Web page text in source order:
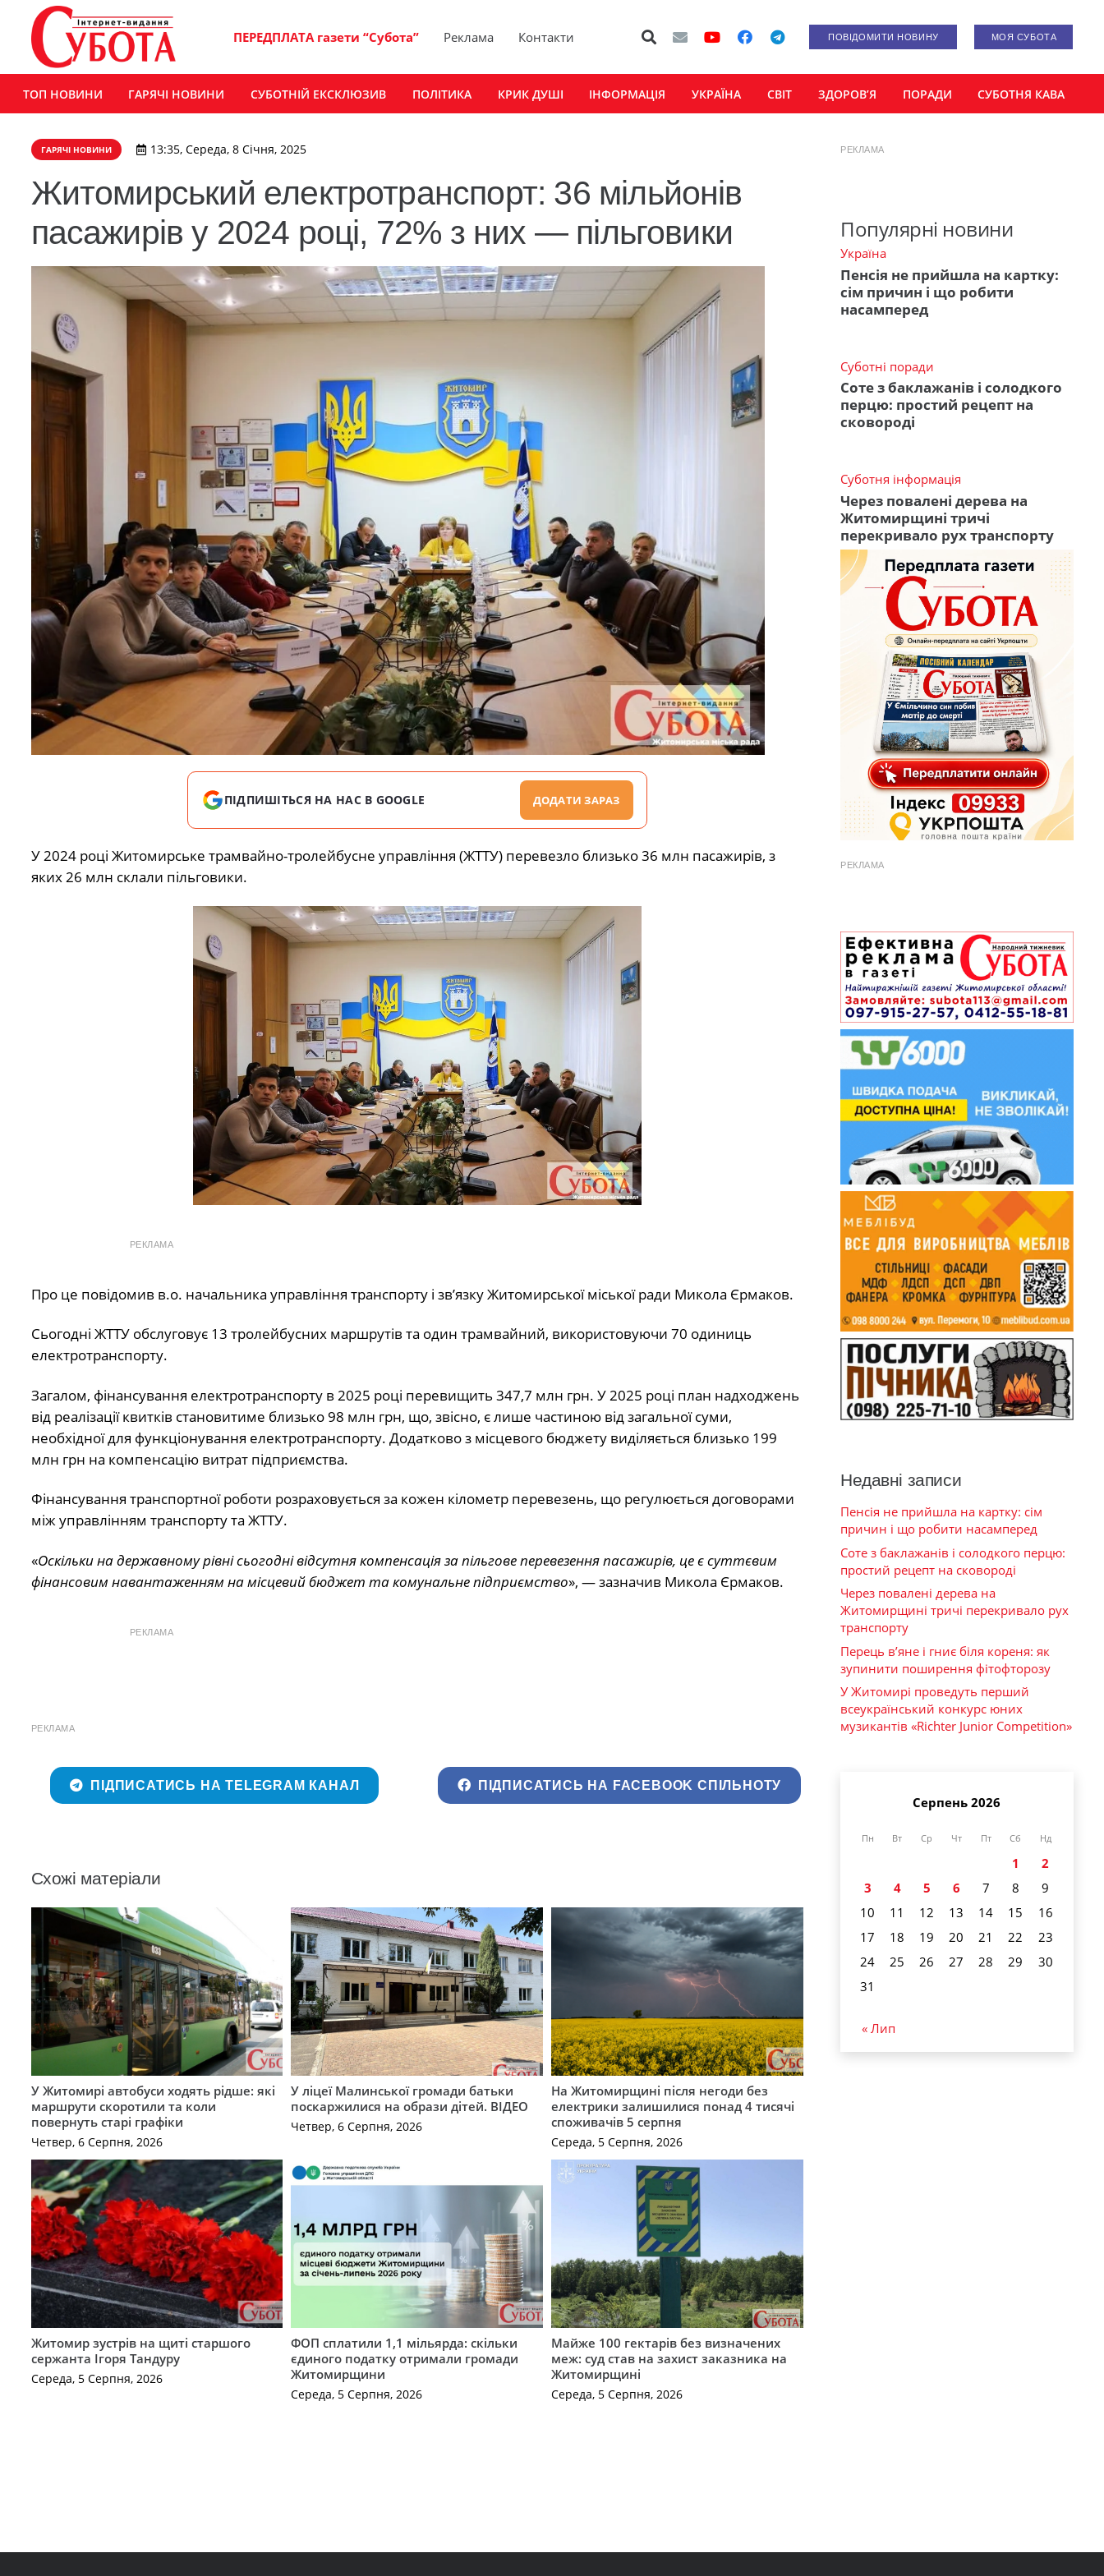
ПЕРЕДПЛАТА газети “Субота” Реклама Контакти ПОВІДОМИТИ НОВИНУ МОЯ СУБОТА
ТОП НОВИНИ ГАРЯЧІ НОВИНИ СУБОТНІЙ ЕКСКЛЮЗИВ ПОЛІТИКА КРИК ДУШІ ІНФОРМАЦІЯ УКРАЇНА СВІТ ЗДОРОВ’Я ПОРАДИ СУБОТНЯ КАВА
ГАРЯЧІ НОВИНИ 13:35, Середа, 8 Січня, 2025
Житомирський електротранспорт: 36 мільйонів
пасажирів у 2024 році, 72% з них — пільговики
ПІДПИШІТЬСЯ НА НАС В GOOGLE ДОДАТИ ЗАРАЗ
У 2024 році Житомирське трамвайно-тролейбусне управління (ЖТТУ) перевезло близько 36 млн пасажирів, з
яких 26 млн склали пільговики.
РЕКЛАМА
Про це повідомив в.о. начальника управління транспорту і зв’язку Житомирської міської ради Микола Єрмаков.
Сьогодні ЖТТУ обслуговує 13 тролейбусних маршрутів та один трамвайний, використовуючи 70 одиниць
електротранспорту.
Загалом, фінансування електротранспорту в 2025 році перевищить 347,7 млн грн. У 2025 році план надходжень
від реалізації квитків становитиме близько 98 млн грн, що, звісно, є лише частиною від загальної суми,
необхідної для функціонування електротранспорту. Додатково з місцевого бюджету виділяється близько 199
млн грн на компенсацію витрат підприємства.
Фінансування транспортної роботи розраховується за кожен кілометр перевезень, що регулюється договорами
між управлінням транспорту та ЖТТУ.
«Оскільки на державному рівні сьогодні відсутня компенсація за пільгове перевезення пасажирів, це є суттєвим
фінансовим навантаженням на місцевий бюджет та комунальне підприємство», — зазначив Микола Єрмаков.
РЕКЛАМА
РЕКЛАМА
ПІДПИСАТИСЬ НА TELEGRAM КАНАЛ ПІДПИСАТИСЬ НА FACEBOOK СПІЛЬНОТУ
Схожі матеріали
У Житомирі автобуси ходять рідше: які
маршрути скоротили та коли
повернуть старі графіки
Четвер, 6 Серпня, 2026
У ліцеї Малинської громади батьки
поскаржилися на образи дітей. ВІДЕО
Четвер, 6 Серпня, 2026
На Житомирщині після негоди без
електрики залишилися понад 4 тисячі
споживачів 5 серпня
Середа, 5 Серпня, 2026
Житомир зустрів на щиті старшого
сержанта Ігоря Тандуру
Середа, 5 Серпня, 2026
ФОП сплатили 1,1 мільярда: скільки
єдиного податку отримали громади
Житомирщини
Середа, 5 Серпня, 2026
Майже 100 гектарів без визначених
меж: суд став на захист заказника на
Житомирщині
Середа, 5 Серпня, 2026
РЕКЛАМА
Популярні новини
Україна
Пенсія не прийшла на картку:
сім причин і що робити
насамперед
Суботні поради
Соте з баклажанів і солодкого
перцю: простий рецепт на
сковороді
Суботня інформація
Через повалені дерева на
Житомирщині тричі
перекривало рух транспорту
РЕКЛАМА
Недавні записи
Пенсія не прийшла на картку: сім
причин і що робити насамперед
Соте з баклажанів і солодкого перцю:
простий рецепт на сковороді
Через повалені дерева на
Житомирщині тричі перекривало рух
транспорту
Перець в’яне і гниє біля кореня: як
зупинити поширення фітофторозу
У Житомирі проведуть перший
всеукраїнський конкурс юних
музикантів «Richter Junior Competition»
Серпень 2026
Пн Вт Ср Чт Пт Сб Нд
1
2
3
4 5 6 7 8
9
10
11 12 13 14 15
16
17
18 19 20 21 22
23
24
25 26 27 28 29
30
31
« Лип